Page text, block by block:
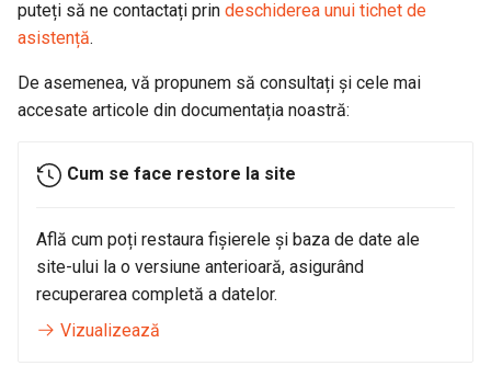
s
a
personalizate la RoTLD
Cum să vă conectați în cPanel
cPanel
locală
folosind cPanel sau Terminal
Cum se configurează aplicația
Python Flask in cPanel
Thunderbird
iPhone
Android
Configurare cont de email în
Plesk
(Prestashop)
(OpenCart)
puteți să ne contactați prin deschiderea unui tichet de
asistență.
De asemenea, vă propunem să consultați și cele mai
accesate articole din documentația noastră:
Cum se face restore la site
Află cum poți restaura fișierele și baza de date ale
site-ului la o versiune anterioară, asigurând
recuperarea completă a datelor.
Vizualizează